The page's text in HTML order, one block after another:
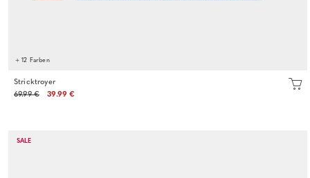
+ 12 Farben
Stricktroyer
69.99 €
39.99 €
SALE